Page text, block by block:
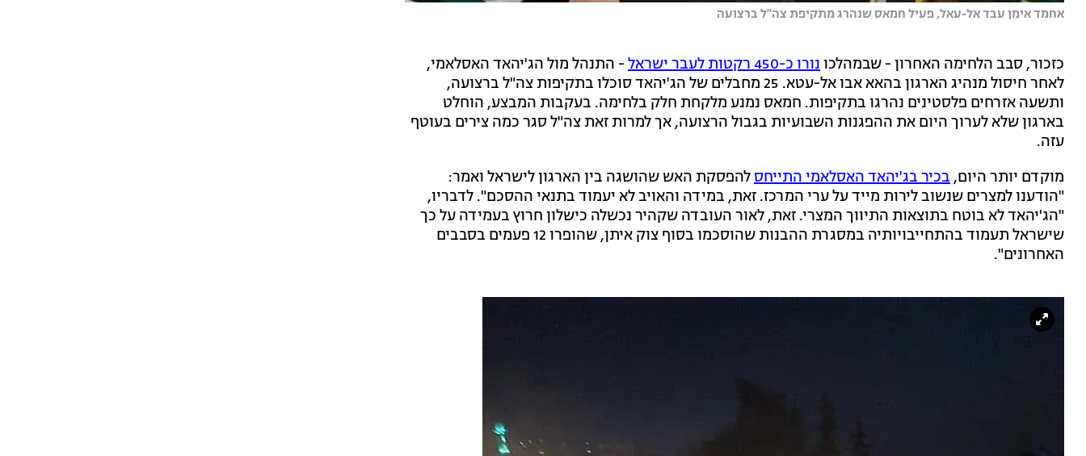
אחמד אימן עבד אל-עאל, פעיל חמאס שנהרג מתקיפת צה''ל ברצועה
כזכור, סבב הלחימה האחרון - שבמהלכונורו כ-450 רקטות לעבר ישראל
- התנהל מול הג'יהאד האסלאמי,
לאחר חיסול מנהיג הארגון בהאא אבו אל-עטא. 25 מחבלים של הג'יהאד סוכלו בתקיפות צה"ל ברצועה,
ותשעה אזרחים פלסטינים נהרגו בתקיפות. חמאס נמנע מלקחת חלק בלחימה. בעקבות המבצע, הוחלט
בארגון שלא לערוך היום את ההפגנות השבועיות בגבול הרצועה, אך למרות זאת צה"ל סגר כמה צירים בעוטף
עזה.
מוקדם יותר היום,בכיר בג'יהאד האסלאמי התייחסלהפסקת האש שהושגה בין הארגון לישראל ואמר:
"הודענו למצרים שנשוב לירות מייד על ערי המרכז. זאת, במידה והאויב לא יעמוד בתנאי ההסכם". לדבריו,
"הג'יהאד לא בוטח בתוצאות התיווך המצרי. זאת, לאור העובדה שקהיר נכשלה כישלון חרוץ בעמידה על כך
שישראל תעמוד בהתחייבויותיה במסגרת ההבנות שהוסכמו בסוף צוק איתן, שהופרו 12 פעמים בסבבים
האחרונים".